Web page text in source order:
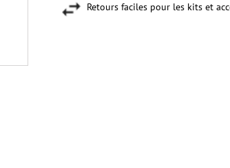
Retours faciles pour les kits et